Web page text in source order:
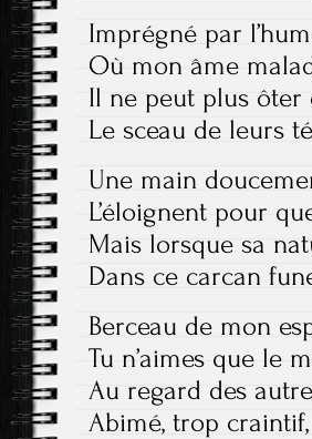
Imprégné par
Où mon âme
Il ne peut plus
Le sceau de leurs
Une main
L’éloignent pour
Mais lorsque sa
Dans ce carcan
Berceau de mon
Tu n’aimes que le
Au regard des
Abimé, trop